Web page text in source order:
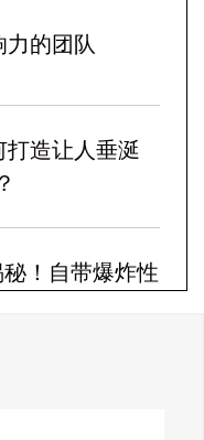
的团队
打造让人垂涎
！自带爆炸性
秘籍，一夜跻